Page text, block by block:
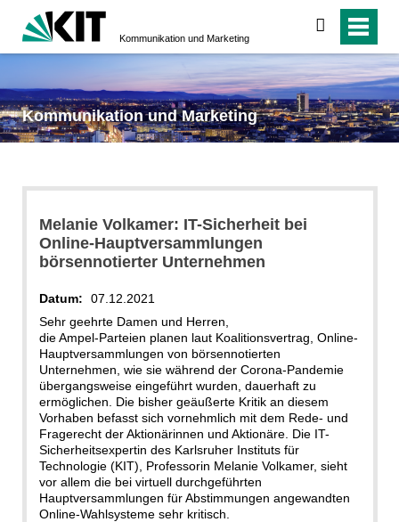
Kommunikation und Marketing
suchen
Kommunikation und Marketing
Melanie Volkamer: IT-Sicherheit bei
Online-Hauptversammlungen
börsennotierter Unternehmen
Datum:
07.12.2021
Sehr geehrte Damen und Herren,
die Ampel-Parteien planen laut Koalitionsvertrag, Online-
Hauptversammlungen von börsennotierten
Unternehmen, wie sie während der Corona-Pandemie
übergangsweise eingeführt wurden, dauerhaft zu
ermöglichen. Die bisher geäußerte Kritik an diesem
Vorhaben befasst sich vornehmlich mit dem Rede- und
Fragerecht der Aktionärinnen und Aktionäre. Die IT-
Sicherheitsexpertin des Karlsruher Instituts für
Technologie (KIT), Professorin Melanie Volkamer, sieht
vor allem die bei virtuell durchgeführten
Hauptversammlungen für Abstimmungen angewandten
Online-Wahlsysteme sehr kritisch.